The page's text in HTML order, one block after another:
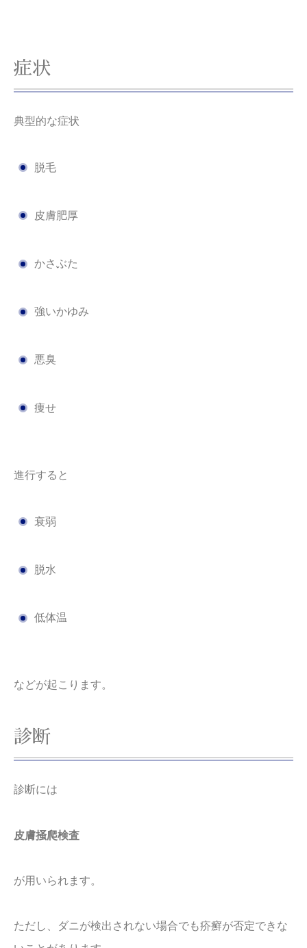
症状
典型的な症状
脱毛
皮膚肥厚
かさぶた
強いかゆみ
悪臭
痩せ
進行すると
衰弱
脱水
低体温
などが起こります。
診断
診断には
皮膚掻爬検査
が用いられます。
ただし、ダニが検出されない場合でも疥癬が否定できな